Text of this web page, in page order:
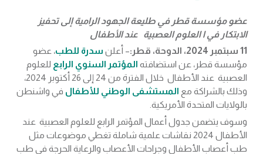
عضو مؤسسة قطر في طليعة الجهود الرامية إلى تحفيز
الابتكار في ا العلوم العصبية عند الأطفال
11 سبتمبر 2024، الدوحة، قطر:
– أعلن سدرة للطب، عضو
مؤسسة قطر، عن استضافته المؤتمر السنوي الرابع للعلوم
العصبية عند الأطفال خلال الفترة من 24 إلى 26 أكتوبر 2024،
وذلك بالشراكة مع المستشفى الوطني للأطفال في واشنطن
بالولايات المتحدة الأمريكية.
وسوف يتضمن جدول أعمال المؤتمر الرابع للعلوم العصبية عند
الأطفال 2024 نقاشات علمية شاملة تغطي موضوعات مثل
طب أعصاب الأطفال وجراحات الأعصاب والرعاية الحرجة في طب